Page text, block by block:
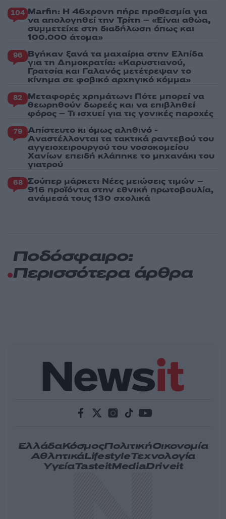
104 Marfin: Η 46χρονη πήρε προθεσμία για
να απολογηθεί την Τρίτη – «Είναι αθώα,
συμμετείχε στη διαδήλωση όπως και
100.000 άτομα»
96 Βγήκαν ξανά τα μαχαίρια στην Ελπίδα
για τη Δημοκρατία: «Καρυστιανού,
Γρατσία και Γαλανός μετέτρεψαν το
κίνημα σε φοβικό αρχηγικό κόμμα»
82 Μεταφορές χρημάτων: Πότε μπορεί να
θεωρηθούν δωρεές και να επιβληθεί
φόρος – Τι ισχυεί για τις γονικές παροχές
79 Απίστευτο κι όμως αληθινό -
Aναστέλλονται τα τακτικά ραντεβού του
αγγειοχειρουργού του νοσοκομείου
Χανίων επειδή κλάπηκε το μηχανάκι του
γιατρού
68 Σούπερ μάρκετ: Νέες μειώσεις τιμών –
916 προϊόντα στην εθνική πρωτοβουλία,
ανάμεσά τους 130 σχολικά
Ποδόσφαιρο:
Περισσότερα άρθρα
ΕλλάδαΚόσμοςΠολιτικήΟικονομία
ΑθλητικάLifestyleΤεχνολογία
ΥγείαTasteitMediaDriveit